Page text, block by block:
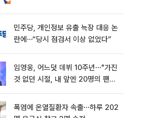
민주당, 개인정보 유출 늑장 대응 논
란에⋯“당시 점검서 이상 없었다”
임영웅, 어느덧 데뷔 10주년⋯"가진
것 없던 시절, 내 앞엔 20명의 팬
폭염에 온열질환자 속출⋯하루 202